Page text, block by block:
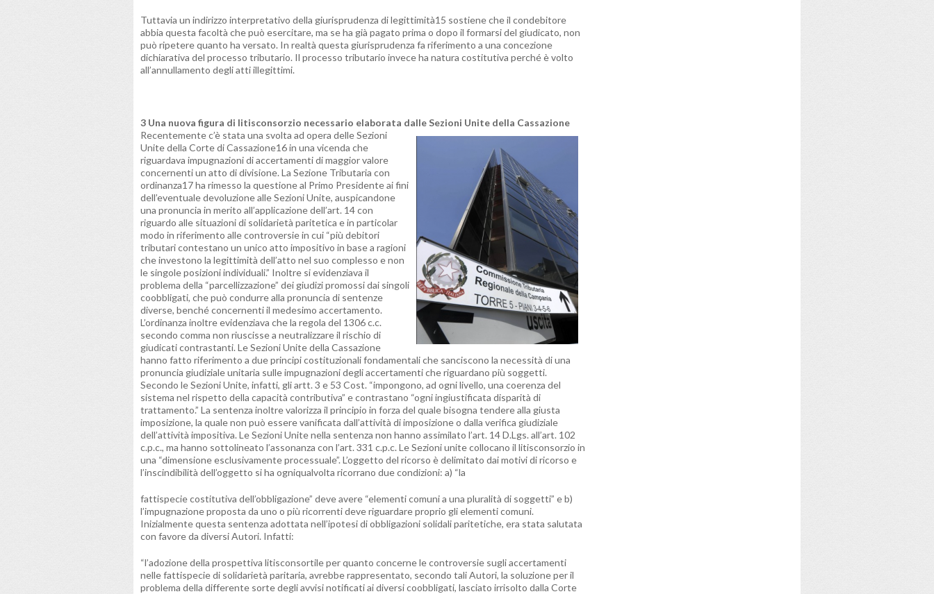
Tuttavia un indirizzo interpretativo della giurisprudenza di legittimità15 sostiene che il condebitore
abbia questa facoltà che può esercitare, ma se ha già pagato prima o dopo il formarsi del giudicato, non
può ripetere quanto ha versato. In realtà questa giurisprudenza fa riferimento a una concezione
dichiarativa del processo tributario. Il processo tributario invece ha natura costitutiva perché è volto
all’annullamento degli atti illegittimi.
3 Una nuova figura di litisconsorzio necessario elaborata dalle Sezioni Unite della Cassazione
Recentemente c’è stata una svolta ad opera delle Sezioni
Unite della Corte di Cassazione16 in una vicenda che
riguardava impugnazioni di accertamenti di maggior valore
concernenti un atto di divisione. La Sezione Tributaria con
ordinanza17 ha rimesso la questione al Primo Presidente ai fini
dell’eventuale devoluzione alle Sezioni Unite, auspicandone
una pronuncia in merito all’applicazione dell’art. 14 con
riguardo alle situazioni di solidarietà paritetica e in particolar
modo in riferimento alle controversie in cui “più debitori
tributari contestano un unico atto impositivo in base a ragioni
che investono la legittimità dell’atto nel suo complesso e non
le singole posizioni individuali.” Inoltre si evidenziava il
problema della “parcellizzazione” dei giudizi promossi dai singoli
coobbligati, che può condurre alla pronuncia di sentenze
diverse, benché concernenti il medesimo accertamento.
L’ordinanza inoltre evidenziava che la regola del 1306 c.c.
secondo comma non riuscisse a neutralizzare il rischio di
giudicati contrastanti. Le Sezioni Unite della Cassazione
hanno fatto riferimento a due principi costituzionali fondamentali che sanciscono la necessità di una
pronuncia giudiziale unitaria sulle impugnazioni degli accertamenti che riguardano più soggetti.
Secondo le Sezioni Unite, infatti, gli artt. 3 e 53 Cost. “impongono, ad ogni livello, una coerenza del
sistema nel rispetto della capacità contributiva” e contrastano “ogni ingiustificata disparità di
trattamento.” La sentenza inoltre valorizza il principio in forza del quale bisogna tendere alla giusta
imposizione, la quale non può essere vanificata dall’attività di imposizione o dalla verifica giudiziale
dell’attività impositiva. Le Sezioni Unite nella sentenza non hanno assimilato l’art. 14 D.Lgs. all’art. 102
c.p.c., ma hanno sottolineato l’assonanza con l’art. 331 c.p.c. Le Sezioni unite collocano il litisconsorzio in
una “dimensione esclusivamente processuale”. L’oggetto del ricorso è delimitato dai motivi di ricorso e
l’inscindibilità dell’oggetto si ha ogniqualvolta ricorrano due condizioni: a) “la
fattispecie costitutiva dell’obbligazione” deve avere “elementi comuni a una pluralità di soggetti” e b)
l’impugnazione proposta da uno o più ricorrenti deve riguardare proprio gli elementi comuni.
Inizialmente questa sentenza adottata nell’ipotesi di obbligazioni solidali paritetiche, era stata salutata
con favore da diversi Autori. Infatti:
“l’adozione della prospettiva litisconsortile per quanto concerne le controversie sugli accertamenti
nelle fattispecie di solidarietà paritaria, avrebbe rappresentato, secondo tali Autori, la soluzione per il
problema della differente sorte degli avvisi notificati ai diversi coobbligati, lasciato irrisolto dalla Corte